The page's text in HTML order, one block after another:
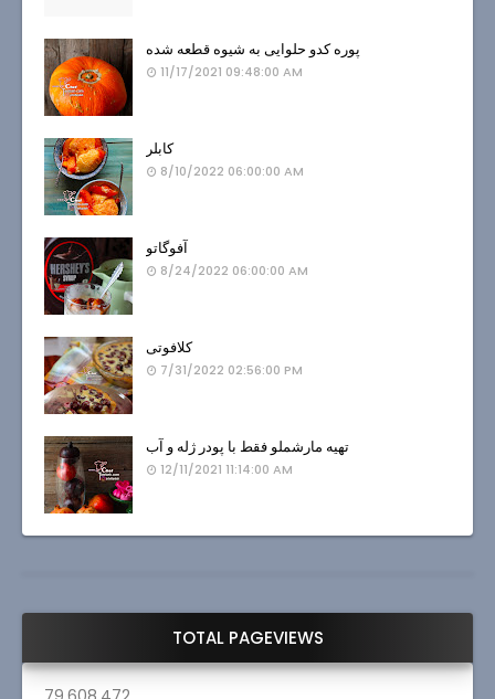
پوره کدو حلوایی به شیوه قطعه شده
11/17/2021 09:48:00 AM
کابلر
8/10/2022 06:00:00 AM
آفوگاتو
8/24/2022 06:00:00 AM
کلافوتی
7/31/2022 02:56:00 PM
تهیه مارشملو فقط با پودر ژله و آب
12/11/2021 11:14:00 AM
TOTAL PAGEVIEWS